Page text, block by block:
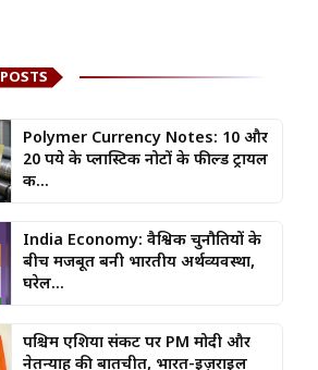
POSTS
Polymer Currency Notes: 10 और
20 रुपये के प्लास्टिक नोटों के फील्ड ट्रायल
क...
India Economy: वैश्विक चुनौतियों के
बीच मजबूत बनी भारतीय अर्थव्यवस्था,
घरेल...
पश्चिम एशिया संकट पर PM मोदी और
नेतन्याहू की बातचीत, भारत-इज़राइल